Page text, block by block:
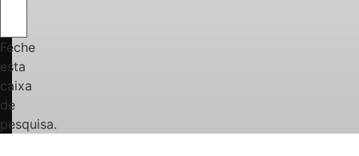
Feche
esta
caixa
de
pesquisa.